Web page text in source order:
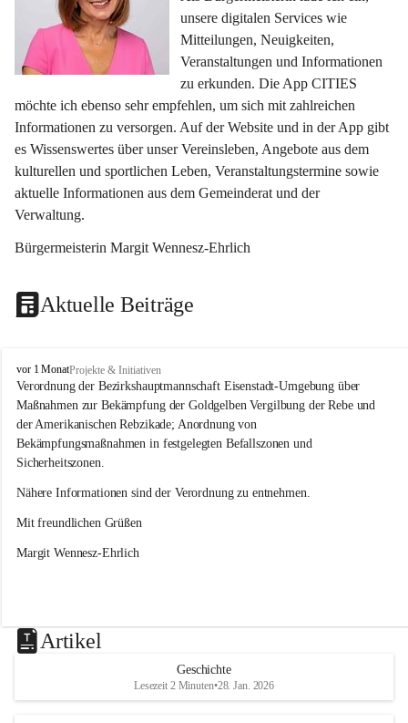
unsere digitalen Services wie
Mitteilungen, Neuigkeiten,
Veranstaltungen und Informationen
zu erkunden. Die App CITIES
möchte ich ebenso sehr empfehlen, um sich mit zahlreichen
Informationen zu versorgen. Auf der Website und in der App gibt
es Wissenswertes über unser Vereinsleben, Angebote aus dem
kulturellen und sportlichen Leben, Veranstaltungstermine sowie
aktuelle Informationen aus dem Gemeinderat und der
Verwaltung.
Bürgermeisterin Margit Wennesz-Ehrlich
Aktuelle Beiträge
O
s
l
i
p
vor 1 MonatProjekte & Initiativen
Verordnung der Bezirkshauptmannschaft Eisenstadt-Umgebung über
Maßnahmen zur Bekämpfung der Goldgelben Vergilbung der Rebe und
der Amerikanischen Rebzikade; Anordnung von
Bekämpfungsmaßnahmen in festgelegten Befallszonen und
Sicherheitszonen.
Nähere Informationen sind der Verordnung zu entnehmen.
Mit freundlichen Grüßen
Margit Wennesz-Ehrlich
Artikel
Geschichte
Lesezeit 2 Minuten•28. Jan. 2026